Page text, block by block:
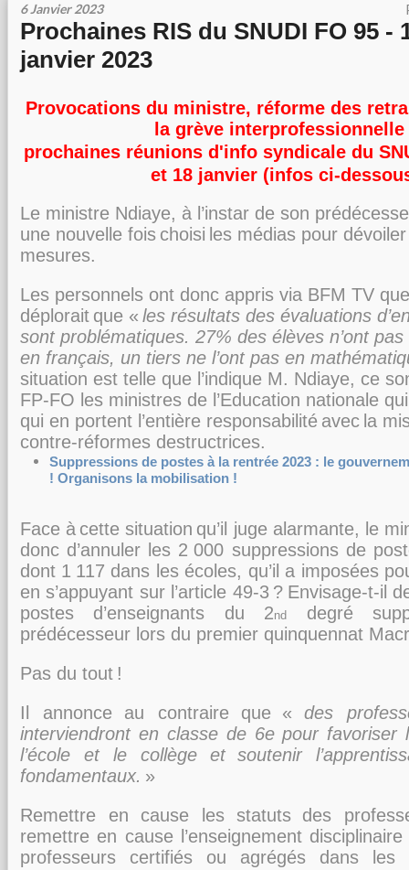
6 Janvier 2023
Prochaines RIS du SNUDI FO 95 -
janvier 2023
Provocations du ministre, réforme des
la grève
prochaines réunions d'info syndicale du
et 18 janvier (infos ci-
Le ministre Ndiaye, à l’instar de son
une nouvelle fois choisi les médias pour dévoiler
mesures.
Les personnels ont donc appris via BFM TV
déplorait que « les résultats des évaluations
sont problématiques. 27% des élèves n’ont
en français, un tiers ne l’ont pas en
situation est telle que l’indique M. Ndiaye, ce
FP-FO les ministres de l’Education nationale
qui en portent l’entière responsabilité avec la
contre-réformes destructrices.
Suppressions de postes à la rentrée 2023 : le
! Organisons la mobilisation !
Face à cette situation qu’il juge alarmante, l e
donc d’annuler les 2 000 suppressions de
dont 1 117 dans les écoles, qu’il a imposées
en s’appuyant sur l’article 49-3 ? Envisage-t-il
postes d’enseignants du 2nd
degré
prédécesseur lors du premier quinquennat
Pas du tout !
Il annonce
au contraire que «
des
interviendront en classe de 6e pour favoriser
l’école et le collège et
soutenir
fondamentaux. »
Remettre en cause les statuts des
remettre en cause l’enseignementdisciplinaire
professeurs certifiés ou agrégés dans les